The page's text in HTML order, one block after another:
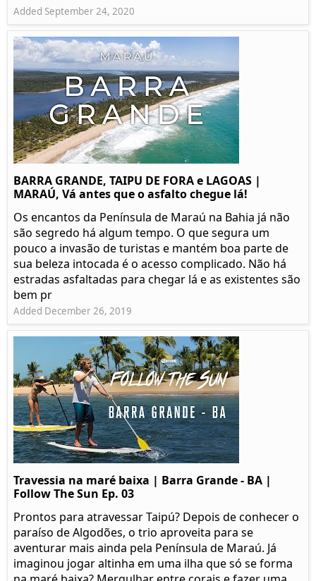
Added September 24, 2020
BARRA GRANDE, TAIPU DE FORA e LAGOAS |
MARAÚ, Vá antes que o asfalto chegue lá!
Os encantos da Península de Maraú na Bahia já não
são segredo há algum tempo. O que segura um
pouco a invasão de turistas e mantém boa parte de
sua beleza intocada é o acesso complicado. Não há
estradas asfaltadas para chegar lá e as existentes são
bem pr
Added December 26, 2019
Travessia na maré baixa | Barra Grande - BA |
Follow The Sun Ep. 03
Prontos para atravessar Taipú? Depois de conhecer o
paraíso de Algodões, o trio aproveita para se
aventurar mais ainda pela Península de Maraú. Já
imaginou jogar altinha em uma ilha que só se forma